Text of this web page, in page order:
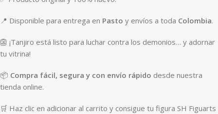
📍 Disponible para entrega en Pasto y envíos a toda Colombia.
👺 ¡Tanjiro está listo para luchar contra los demonios… y adornar
tu vitrina!
📦 Compra fácil, segura y con envío rápido desde nuestra
tienda online.
🛒 Haz clic en adicionar al carrito y consigue tu figura SH Figuarts